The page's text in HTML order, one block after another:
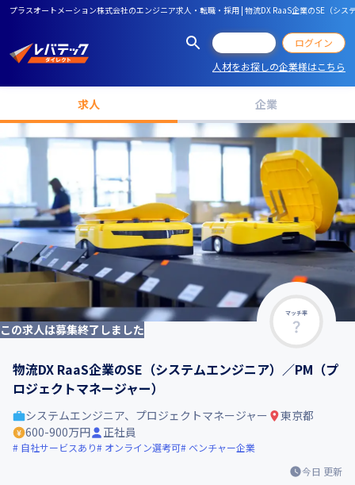
プラスオートメーション株式会社のエンジニア求人・転職・採用 | 物流DX RaaS企業のSE（シ
ログイン
人材をお探しの企業様はこちら
求人 企業
マッチ率
この求人は募集終了しました
物流DX RaaS企業のSE（システムエンジニア）／PM（プ
ロジェクトマネージャー）
今日 更新
システムエンジニア、プロジェクトマネージャー
東京都
600-900万円
正社員
自社サービスあり オンライン選考可 ベンチャー企業